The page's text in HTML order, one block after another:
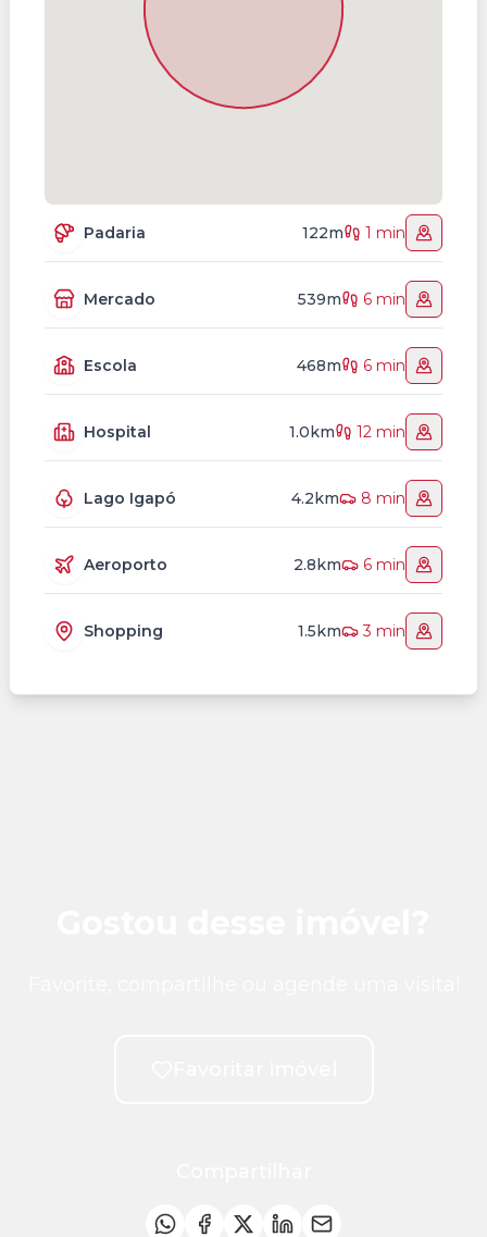
Padaria 122m 1 min
Mercado 539m 6 min
Escola 468m 6 min
Hospital 1.0km 12 min
Lago Igapó 4.2km 8 min
Aeroporto 2.8km 6 min
Shopping 1.5km 3 min